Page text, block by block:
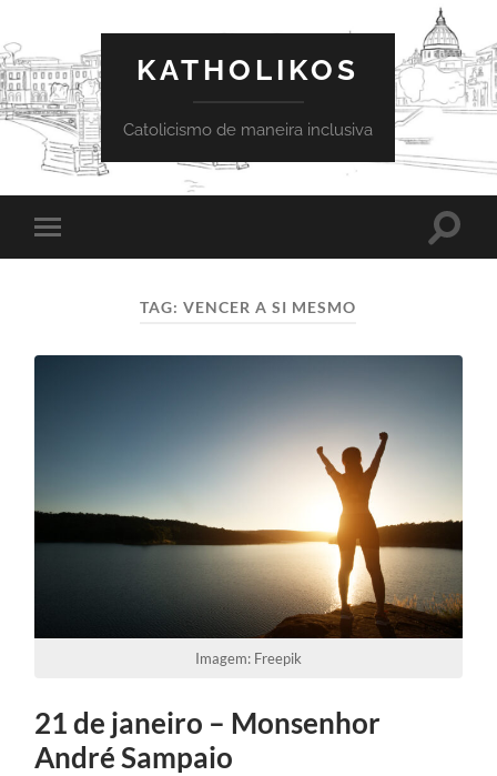
KATHOLIKOS
Catolicismo de maneira inclusiva
Toggle
mobile
Toggle
TAG:VENCER A SI MESMO
Imagem: Freepik
21 de janeiro – Monsenhor
André Sampaio